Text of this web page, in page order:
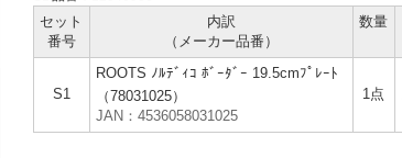
セット
番号
内訳
（メーカー品番）
数量
S1
ROOTS ﾉﾙﾃﾞｨｺ ﾎﾞｰﾀﾞｰ 19.5cmﾌﾟﾚｰﾄ
（78031025）
JAN：4536058031025
1点